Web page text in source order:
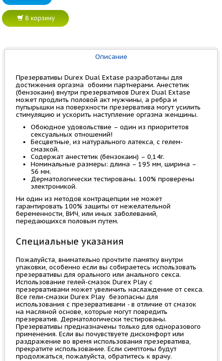
В корзину
Описание
Презервативы Durex Dual Extase разработаны для
достижения оргазма обоими партнерами. Анестетик
(бензокаин) внутри презервативов Durex Dual Extase
может продлить половой акт мужчины, а ребра и
пупырышки на поверхности презерватива могут усилить
стимуляцию и ускорить наступление оргазма женщины.
Обоюдное удовольствие – один из приоритетов
сексуальных отношений!
Бесцветные, из натурального латекса, с гелем-
смазкой.
Содержат анестетик (бензокаин) – 0,14г.
Номинальные размеры: длина – 195 мм, ширина –
56 мм.
Дерматологически тестированы. 100% проверены
электроникой.
Ни один из методов контрацепции не может
гарантировать 100% защиты от нежелательной
беременности, ВИЧ, или иных заболеваний,
передающихся половым путем.
Специальные указания
Пожалуйста, внимательно прочтите памятку внутри
упаковки, особенно если вы собираетесь использовать
презервативы для орального или анального секса.
Использование гелей-смазок Durex Play с
презервативами может увеличить наслаждение от секса.
Все гели-смазки Durex Play безопасны для
использования с презервативами - в отличие от смазок
на масляной основе, которые могут повредить
презерватив. Дерматологически тестированы.
Презервативы предназначены только для одноразового
применения. Если вы почувствуете дискомфорт или
раздражение во время использования презерватива,
прекратите использование. Если симптомы будут
продолжаться, пожалуйста, обратитесь к врачу.